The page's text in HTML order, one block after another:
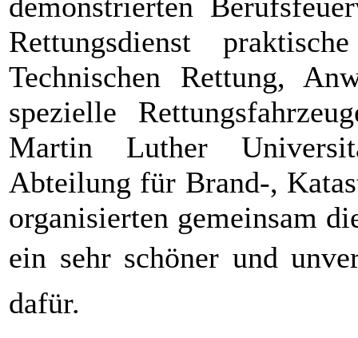
Rettungsdienst
Technischen Rettung,
spezielle
Martin Luther
Abteilung für Brand-,
organisierten gemeinsam
ein sehr schöner und
dafür.